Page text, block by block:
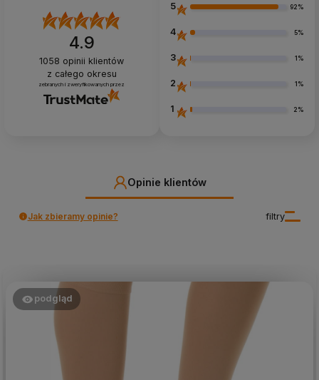
4.9
1058 opinii klientów
z całego okresu
zebranych i zweryfikowanych przez
5 92%
4 5%
3 1%
2 1%
1 2%
Opinie klientów
filtry
Jak zbieramy opinie?
podgląd